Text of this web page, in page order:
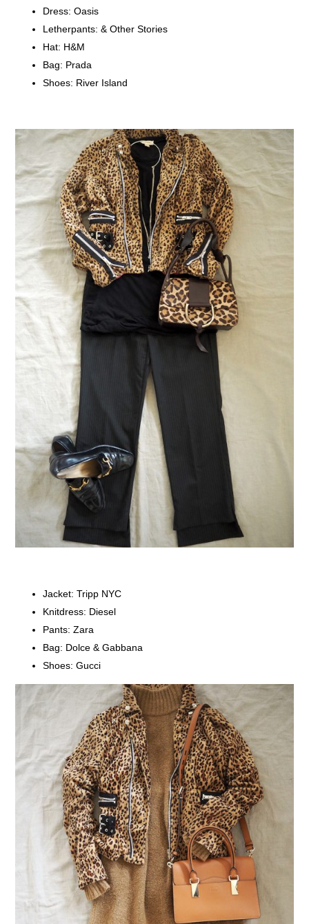
Dress: Oasis
Letherpants: & Other Stories
Hat: H&M
Bag: Prada
Shoes: River Island
Jacket: Tripp NYC
Knitdress: Diesel
Pants: Zara
Bag: Dolce & Gabbana
Shoes: Gucci